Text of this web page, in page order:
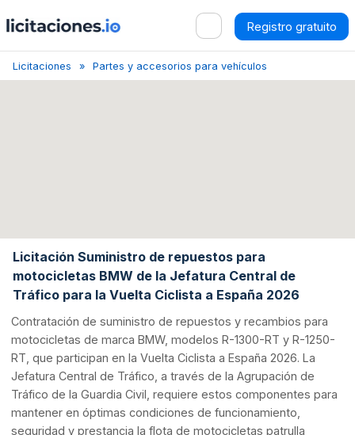
Registro gratuito
Licitaciones Partes y accesorios para vehículos y sus motores
Licitación Suministro de repuestos para
motocicletas BMW de la Jefatura Central de
Tráfico para la Vuelta Ciclista a España 2026
Contratación de suministro de repuestos y recambios para
motocicletas de marca BMW, modelos R-1300-RT y R-1250-
RT, que participan en la Vuelta Ciclista a España 2026. La
Jefatura Central de Tráfico, a través de la Agrupación de
Tráfico de la Guardia Civil, requiere estos componentes para
mantener en óptimas condiciones de funcionamiento,
seguridad y prestancia la flota de motocicletas patrulla